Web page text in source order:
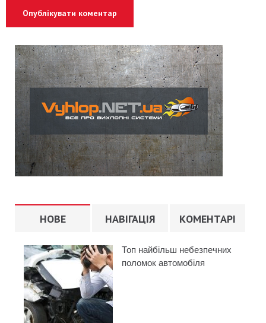
НОВЕ НАВІГАЦІЯ КОМЕНТАРІ
Топ найбільш небезпечних
поломок автомобіля